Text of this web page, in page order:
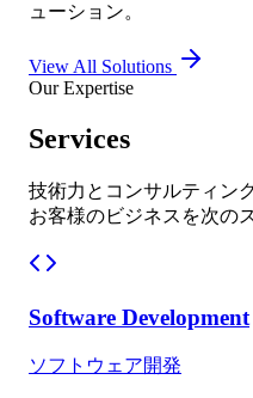
ューション。
View All Solutions
Our Expertise
Services
技術力とコンサルティン
お客様のビジネスを次の
Software Development
ソフトウェア開発